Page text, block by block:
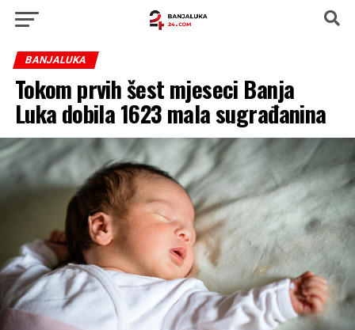
BANJALUKA
Tokom prvih šest mjeseci Banja
Luka dobila 1623 mala sugrađanina